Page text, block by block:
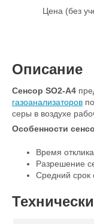
Цена (без
Описание
Сенсор SO2-A4
газоанализаторов
серы в воздухе
Особенности
Время
Разрешение
Средний срок